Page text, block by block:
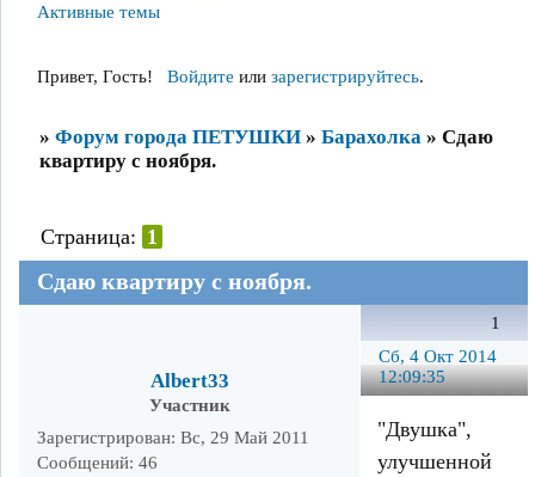
Активные темы
Привет, Гость! Войдите или зарегистрируйтесь.
» Форум города ПЕТУШКИ » Барахолка » Сдаю
квартиру с ноября.
Сдаю квартиру с ноября.
Страница: 1
1
Сб, 4 Окт 2014
12:09:35
Albert33
Участник
Зарегистрирован: Вс, 29 Май 2011
Сообщений: 46
"Двушка",
улучшенной